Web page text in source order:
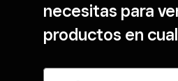
necesitas para
productos en